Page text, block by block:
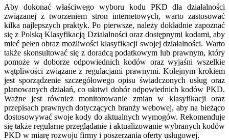
Aby dokonać właściwego wyboru kodu PKD dla działalności
związanej z tworzeniem stron internetowych, warto zastosować
kilka najlepszych praktyk. Po pierwsze, należy dokładnie zapoznać
się z Polską Klasyfikacją Działalności oraz dostępnymi kodami, aby
mieć pełen obraz możliwości klasyfikacji swojej działalności. Warto
także skonsultować się z doradcą podatkowym lub prawnym, który
pomoże w doborze odpowiednich kodów oraz wyjaśni wszelkie
wątpliwości związane z regulacjami prawnymi. Kolejnym krokiem
jest sporządzenie szczegółowego opisu świadczonych usług oraz
planowanych działań, co ułatwi dobór odpowiednich kodów PKD.
Ważne jest również monitorowanie zmian w klasyfikacji oraz
przepisach prawnych dotyczących branży webowej, aby na bieżąco
dostosowywać swoje kody do aktualnych wymogów. Rekomenduje
się także regularne przeglądanie i aktualizowanie wybranych kodów
PKD w miarę rozwoju firmy i poszerzania oferty usługowej.